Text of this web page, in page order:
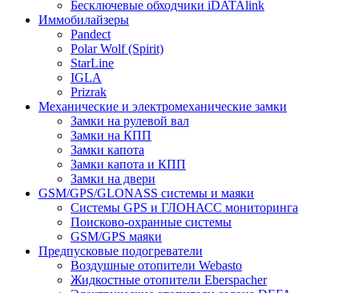
Бесключевые обходчики iDATAlink
Иммобилайзеры
Pandect
Polar Wolf (Spirit)
StarLine
IGLA
Prizrak
Механические и электромеханические замки
Замки на рулевой вал
Замки на КПП
Замки капота
Замки капота и КПП
Замки на двери
GSM/GPS/GLONASS системы и маяки
Системы GPS и ГЛОНАСС мониторинга
Поисково-охранные системы
GSM/GPS маяки
Предпусковые подогреватели
Воздушные отопители Webasto
Жидкостные отопители Eberspacher